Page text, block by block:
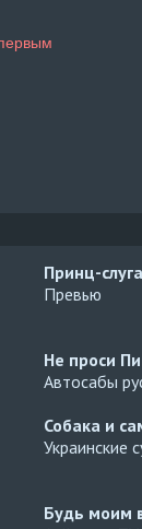
Принц-слуга
Превью
Не проси
Автосабы
Собака и
Украинские
Будь моим